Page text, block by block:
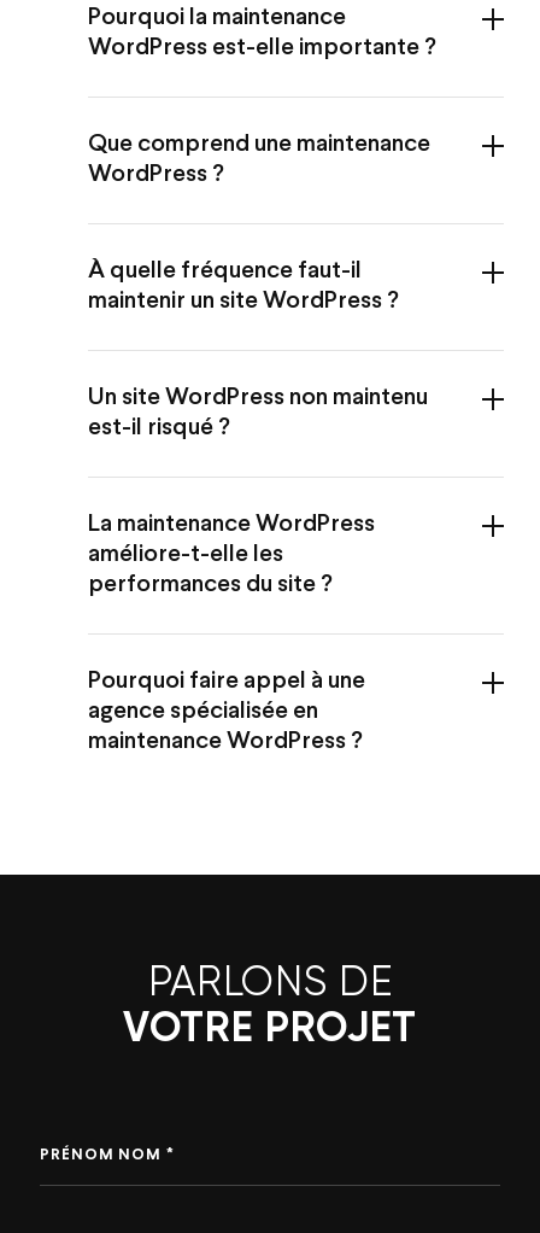
Pourquoi la maintenance
WordPress est-elle importante ?
Que comprend une maintenance
WordPress ?
À quelle fréquence faut-il
maintenir un site WordPress ?
Un site WordPress non maintenu
est-il risqué ?
La maintenance WordPress
améliore-t-elle les
performances du site ?
Pourquoi faire appel à une
agence spécialisée en
maintenance WordPress ?
PARLONS DE
VOTRE PROJET
PRÉNOM NOM *